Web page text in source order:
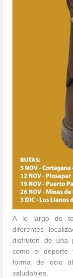
A lo largo de
diferentes
disfruten de una
como el deporte
forma de ocio
saludables.